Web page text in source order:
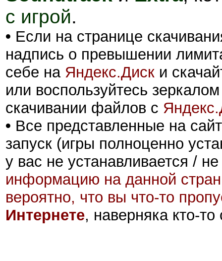
с игрой.
• Если на странице
надпись о превышении
себе на Яндекс.Диск и
или воспользуйтесь
скачивании файлов с
• Все представленные на
запуск (игры полноценно
у вас не устанавливается /
информацию на данной
вероятно, что вы что-то
Интернете, наверняка кто-